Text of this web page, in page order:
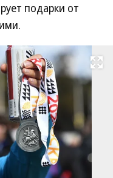
подарки от
Развернуть